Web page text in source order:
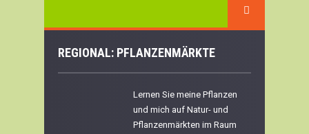
REGIONAL: PFLANZENMÄRKTE
Lernen Sie meine Pflanzen
und mich auf Natur- und
Pflanzenmärkten im Raum